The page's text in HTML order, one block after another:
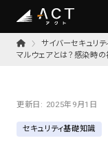
サイバーセキュリテ
マルウェアとは？感染時
更新日: 2025年9月1日
セキュリティ基礎知識